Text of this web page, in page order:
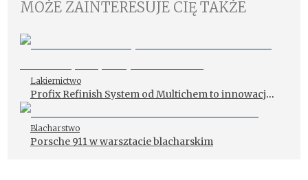
MOŻE ZAINTERESUJE CIĘ TAKŻE
Lakiernictwo
Profix Refinish System od Multichem to innowacja
w pracy z kolorami!
Blacharstwo
Porsche 911 w warsztacie blacharskim